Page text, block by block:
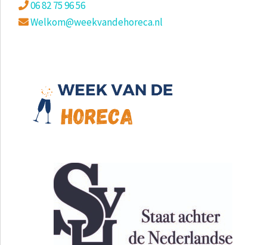
06 82 75 96 56
Welkom@weekvandehoreca.nl